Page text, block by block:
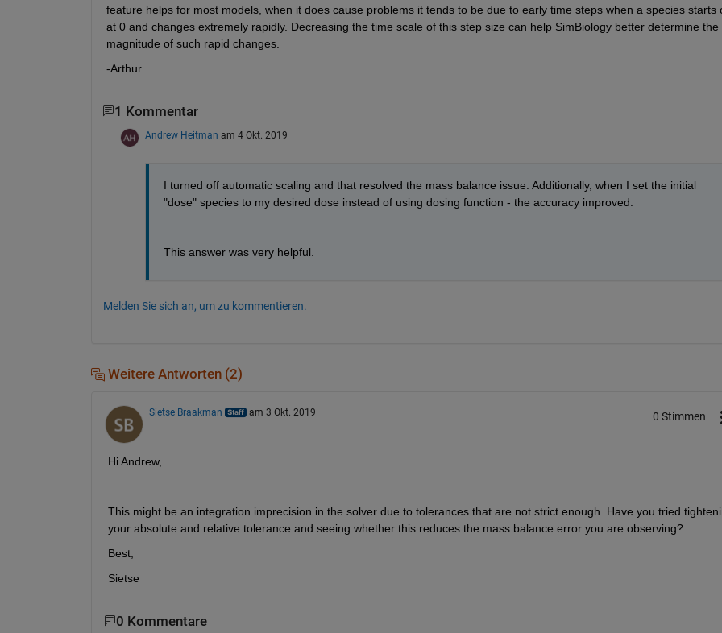
feature helps for most models, when it does cause problems it tends to be due to early time steps when a species starts
at 0 and changes extremely rapidly. Decreasing the time scale of this step size can help SimBiology better determine the
magnitude of such rapid changes.
-Arthur
1 Kommentar
Andrew Heitman am 4 Okt. 2019
I turned off automatic scaling and that resolved the mass balance issue. Additionally, when I set the initial
"dose" species to my desired dose instead of using dosing function - the accuracy improved.
This answer was very helpful.
Melden Sie sich an, um zu kommentieren.
Weitere Antworten (2)
Sietse Braakman am 3 Okt. 2019 0 Stimmen
Hi Andrew,
This might be an integration imprecision in the solver due to tolerances that are not strict enough. Have you tried
your absolute and relative tolerance and seeing whether this reduces the mass balance error you are observing?
Best,
Sietse
0 Kommentare